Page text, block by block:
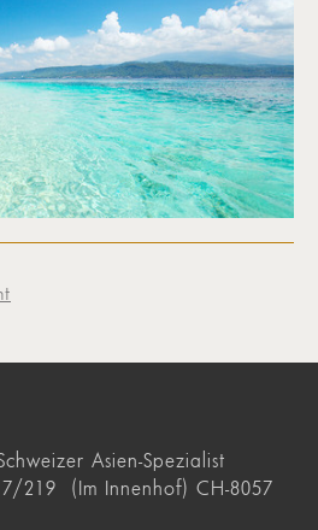
Asien-Spezialist
219 (Im Innenhof) CH-8057